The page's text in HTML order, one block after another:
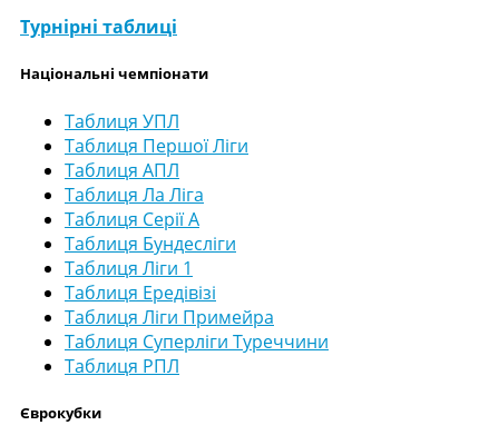
Турнірні таблиці
Національні чемпіонати
Таблиця УПЛ
Таблиця Першої Ліги
Таблиця АПЛ
Таблиця Ла Ліга
Таблиця Серії А
Таблиця Бундесліги
Таблиця Ліги 1
Таблиця Ередівізі
Таблиця Ліги Примейра
Таблиця Суперліги Туреччини
Таблиця РПЛ
Єврокубки